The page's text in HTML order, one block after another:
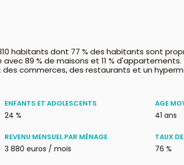
habitants dont 77 % des habitants sont
89 % de maisons et 11 % d'appartements.
commerces, des restaurants et un
ENFANTS ET ADOLESCENTS
24 %
AGE
41 ans
REVENU MENSUEL PAR MÉNAGE
3 880 euros / mois
TAUX
76 %